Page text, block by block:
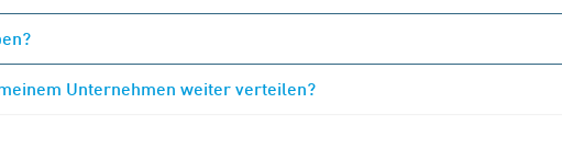
Unternehmen weiter verteilen?